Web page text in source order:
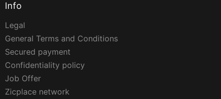
Info
Legal
General Terms and Conditions
Secured payment
Confidentiality policy
Job Offer
Zicplace network